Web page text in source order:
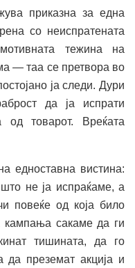
приказна за една
со неиспратената
тежина на
— таа се претвора во
ја следи. Дури
да ја испрати
од товарот. Вреќата
едноставна вистина:
не ја испраќаме, а
повеќе од која било
сакаме да ги
тишината, да го
да преземат акција и